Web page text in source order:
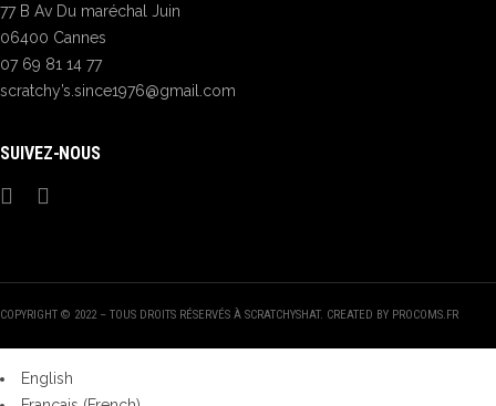
77 B Av Du maréchal Juin
06400 Cannes
07 69 81 14 77
scratchy’s.since1976@gmail.com
SUIVEZ-NOUS
COPYRIGHT © 2022 – TOUS DROITS RÉSERVÉS À SCRATCHYSHAT. CREATED BY PROCOMS.FR
English